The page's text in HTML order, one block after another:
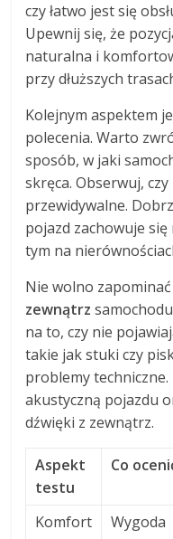
czy łatwo jest się
Upewnij się, że
naturalna i
przy dłuższych
Kolejnym aspektem
polecenia. Warto
sposób, w jaki
skręca. Obserwuj,
przewidywalne.
pojazd zachowuje
tym na
Nie wolno
zewnątrz
na to, czy nie
takie jak stuki czy
problemy
akustyczną pojazdu
dźwięki z zewnątrz.
Aspekt
testu
Co
Komfort
Wygoda